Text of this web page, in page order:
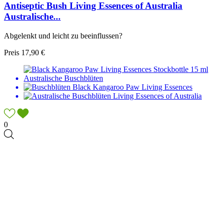
Antiseptic Bush Living Essences of Australia
Australische...
Abgelenkt und leicht zu beeinflussen?
Preis 17,90 €
0